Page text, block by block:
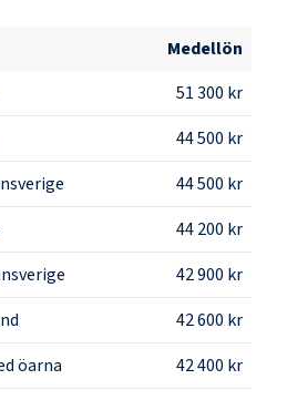
Medellön
51 300 kr
44 500 kr
44 500 kr
44 200 kr
42 900 kr
42 600 kr
öarna
42 400 kr